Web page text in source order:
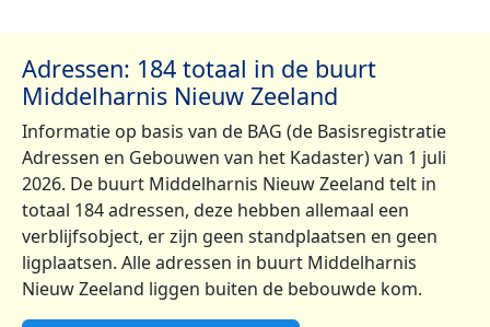
Adressen: 184 totaal in de buurt
Middelharnis Nieuw Zeeland
Informatie op basis van de BAG (de Basisregistratie
Adressen en Gebouwen van het Kadaster) van 1 juli
2026. De buurt Middelharnis Nieuw Zeeland telt in
totaal 184 adressen, deze hebben allemaal een
verblijfsobject, er zijn geen standplaatsen en geen
ligplaatsen. Alle adressen in buurt Middelharnis
Nieuw Zeeland liggen buiten de bebouwde kom.